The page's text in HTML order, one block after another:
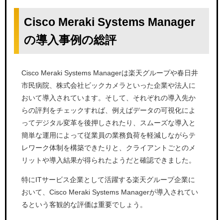
Cisco Meraki Systems Manager
の導入事例の総評
Cisco Meraki Systems Managerは楽天グループや春日井
市民病院、株式会社ビックカメラといった企業や法人に
おいて導入されています。そして、それぞれの導入先か
らの評判をチェックすれば、例えばデータの可視化によ
ってデジタル変革を後押しされたり、スムーズな導入と
簡単な運用によって従業員の業務負荷を軽減しながらテ
レワーク体制を構築できたりと、クライアントごとのメ
リットや導入結果が得られたようだと確認できました。
特にITサービス企業として活躍する楽天グループ企業に
おいて、Cisco Meraki Systems Managerが導入されてい
るという客観的な評価は重要でしょう。